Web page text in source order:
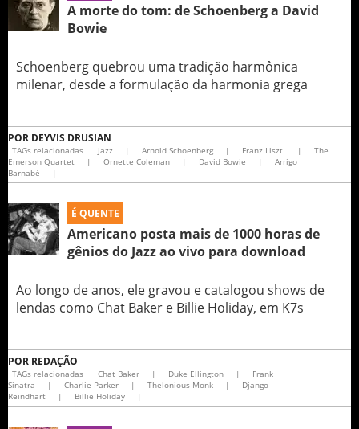
A morte do tom: de Schoenberg a David
Bowie
Schoenberg quebrou uma tradição harmônica
milenar, desde a formulação da harmonia grega
POR DEYVIS DRUSIAN
TAGs relacionadas Jazz | Arnold Schoenberg | Franz Liszt |
The
Emerson Quartet
| Ornette Coleman | David Bowie |
Arrigo
Barnabé
|
É QUENTE
Americano posta mais de 1000 horas de
gênios do Jazz ao vivo para download
Ao longo de anos, ele gravou e catalogou shows de
lendas como Chat Baker e Billie Holiday, em K7s
POR REDAÇÃO
TAGs relacionadas Chat Baker | Duke Ellington |
Frank
Sinatra
| Charlie Parker | Thelonious Monk |
Django
Reindhart
| Billie Holiday |